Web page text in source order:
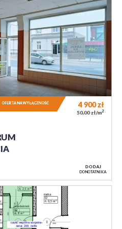
4 900zł
50,00 zł/m2
OFERTA NA WYŁĄCZNOŚĆ
DODAJ
DO NOTATNIKA